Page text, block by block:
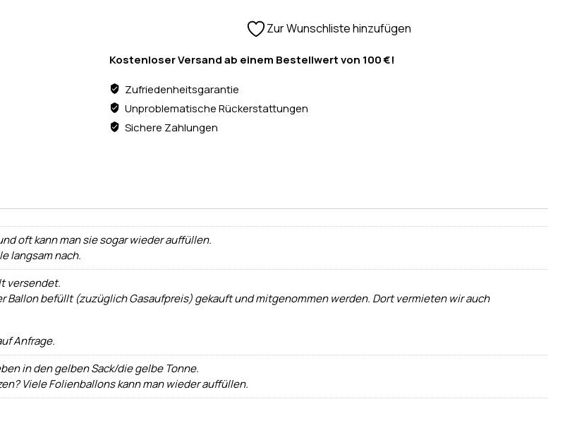
Zur Wunschliste hinzufügen
Kostenloser Versand ab einem Bestellwert von 100 €!
Zufriedenheitsgarantie
Unproblematische Rückerstattungen
Sichere Zahlungen
oft kann man sie sogar wieder auffüllen.
langsam nach.
versendet.
Ballon befüllt (zuzüglich Gasaufpreis) gekauft und mitgenommen werden. Dort vermieten wir auch
Anfrage.
in den gelben Sack/die gelbe Tonne.
Viele Folienballons kann man wieder auffüllen.